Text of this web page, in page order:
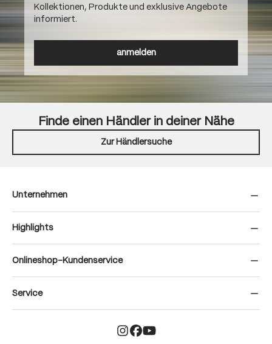
Kollektionen, Produkte und exklusive Angebote
informiert.
anmelden
Finde einen Händler in deiner Nähe
Zur Händlersuche
Unternehmen
Highlights
Onlineshop-Kundenservice
Service